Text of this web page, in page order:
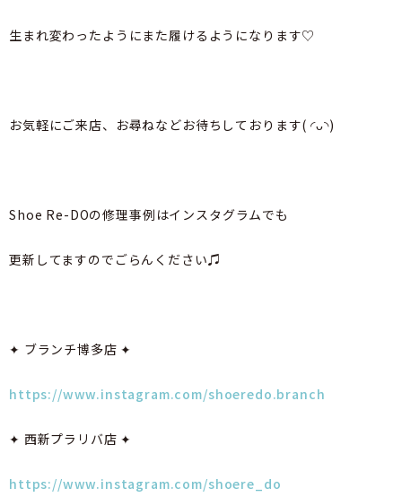
生まれ変わったようにまた履けるようになります♡
お気軽にご来店、お尋ねなどお待ちしております( ◜ᴗ◝)
Shoe Re-DOの修理事例はインスタグラムでも
更新してますのでごらんください♫
✦ ブランチ博多店 ✦
https://www.instagram.com/shoeredo.branch
✦ 西新プラリバ店 ✦
https://www.instagram.com/shoere_do